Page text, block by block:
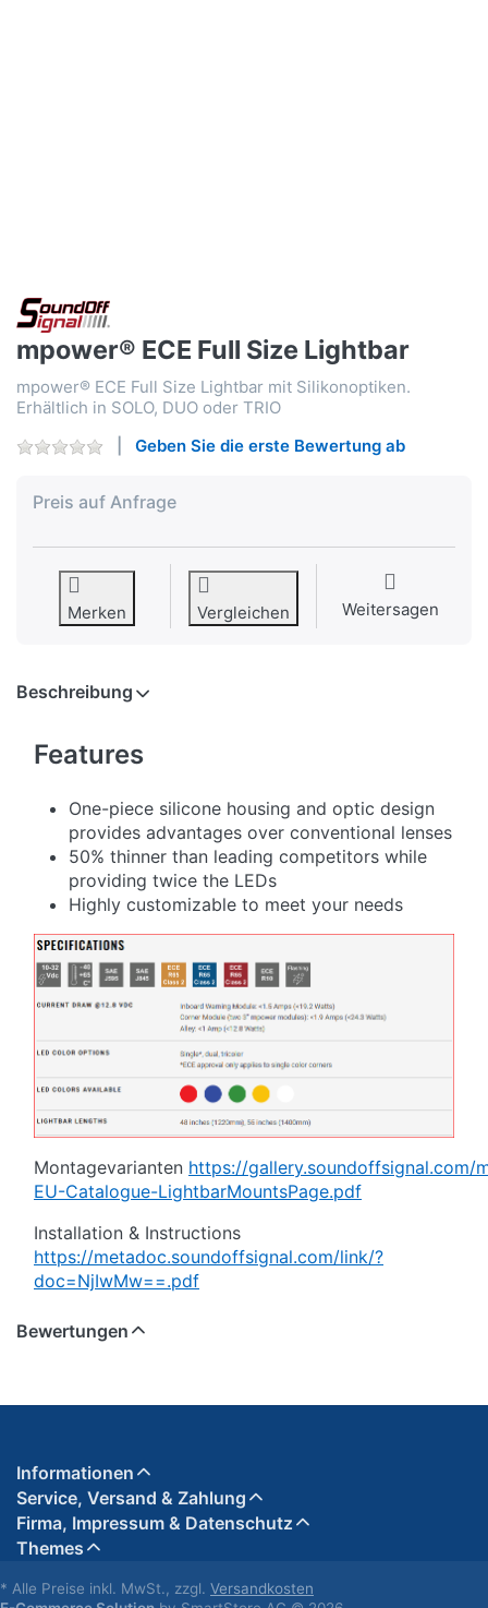
mpower® ECE Full Size Lightbar
mpower® ECE Full Size Lightbar mit Silikonoptiken.
Erhältlich in SOLO, DUO oder TRIO
Geben Sie die erste Bewertung ab
Preis auf Anfrage
Merken Vergleichen Weitersagen
Beschreibung
Features
One-piece silicone housing and optic design
provides advantages over conventional lenses
50% thinner than leading competitors while
providing twice the LEDs
Highly customizable to meet your needs
Montagevarianten https://gallery.soundoffsignal.com/
EU-Catalogue-LightbarMountsPage.pdf
Installation & Instructions
https://metadoc.soundoffsignal.com/link/?
doc=NjIwMw==.pdf
Bewertungen
Informationen
Service, Versand & Zahlung
Firma, Impressum & Datenschutz
Themes
* Alle Preise inkl. MwSt., zzgl. Versandkosten